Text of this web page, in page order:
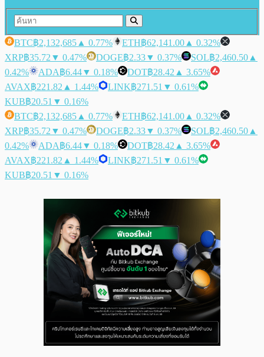
BTC฿2,132,685 ▲ 0.77% ETH฿62,141.00 ▲ 0.32%
XRP฿35.72 ▼ 0.47% DOGE฿2.33▼ 0.37% SOL฿2,460.50 ▲
0.42%
ADA฿6.44▼ 0.18% DOT฿28.42 ▲ 3.65%
AVAX฿221.82 ▲ 1.44% LINK฿271.51 ▼ 0.61%
KUB฿20.51 ▼ 0.16%
BTC฿2,132,685 ▲ 0.77% ETH฿62,141.00 ▲ 0.32%
XRP฿35.72 ▼ 0.47% DOGE฿2.33▼ 0.37% SOL฿2,460.50 ▲
0.42%
ADA฿6.44▼ 0.18% DOT฿28.42 ▲ 3.65%
AVAX฿221.82 ▲ 1.44% LINK฿271.51 ▼ 0.61%
KUB฿20.51 ▼ 0.16%